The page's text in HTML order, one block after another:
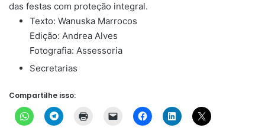
das festas com proteção integral.
Texto: Wanuska Marrocos
Edição: Andrea Alves
Fotografia: Assessoria
Secretarias
Compartilhe isso: